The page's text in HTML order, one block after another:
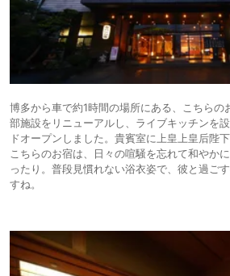
博多から車で約1時間の場所にある、こちら
部施設をリニューアルし、ライブキッチンを
ドオープンしました。貴賓室に上皇上皇后陛
こちらのお宿は、日々の喧騒を忘れて和やか
ったり。普段見慣れない浴衣姿で、彼と過ご
すね。